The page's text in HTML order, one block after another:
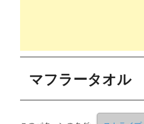
マフラータオル